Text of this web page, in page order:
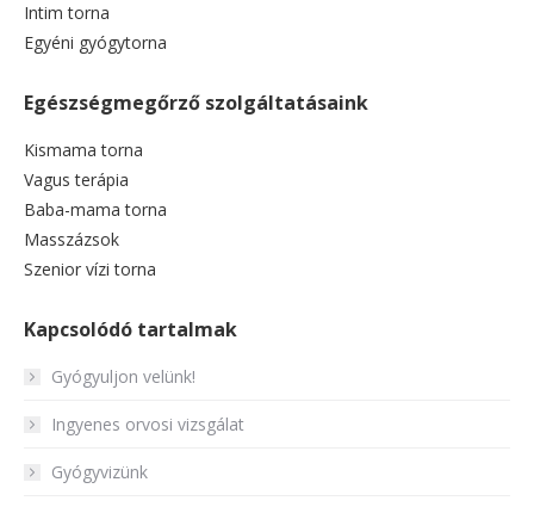
Intim torna
Egyéni gyógytorna
Egészségmegőrző szolgáltatásaink
Kismama torna
Vagus terápia
Baba-mama torna
Masszázsok
Szenior vízi torna
Kapcsolódó tartalmak
Gyógyuljon velünk!
Ingyenes orvosi vizsgálat
Gyógyvizünk